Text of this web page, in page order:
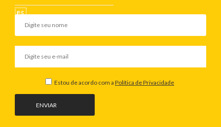
ENVIAR
Estou de acordo com a Política de Privacidade